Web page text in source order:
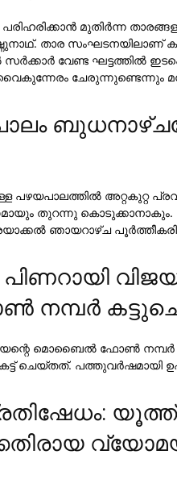
പരിഹരിക്കാന്‍ മുതിര്‍ന്ന
താര സംഘടനയിലാണ്
സര്‍ക്കാര്‍ വേണ്ട ഘട്ടത്തില്‍
ചേരുന്നുണ്ടെന്നും
അറ്റകുറ്റ
തുറന്നു കൊടുക്കാനാകും.
ഞായറാഴ്ച
മൊബൈല്‍ ഫോണ്‍ നമ്പര്‍
ചെയ്തത്. പത്തുവര്‍ഷമായി